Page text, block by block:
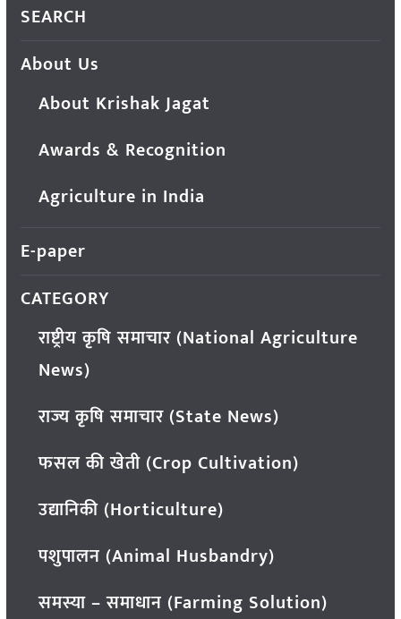
SEARCH
About Us
About Krishak Jagat
Awards & Recognition
Agriculture in India
E-paper
CATEGORY
राष्ट्रीय कृषि समाचार (National Agriculture
News)
राज्य कृषि समाचार (State News)
फसल की खेती (Crop Cultivation)
उद्यानिकी (Horticulture)
पशुपालन (Animal Husbandry)
समस्या – समाधान (Farming Solution)